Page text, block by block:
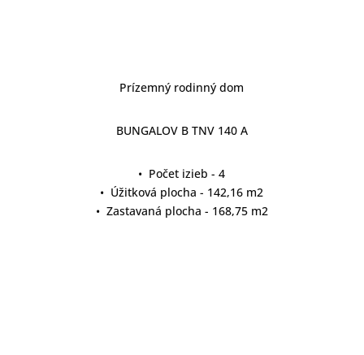
Prízemný rodinný dom
BUNGALOV B TNV 140 A
• Počet izieb - 4
• Úžitková plocha - 142,16 m2
• Zastavaná plocha - 168,75 m2